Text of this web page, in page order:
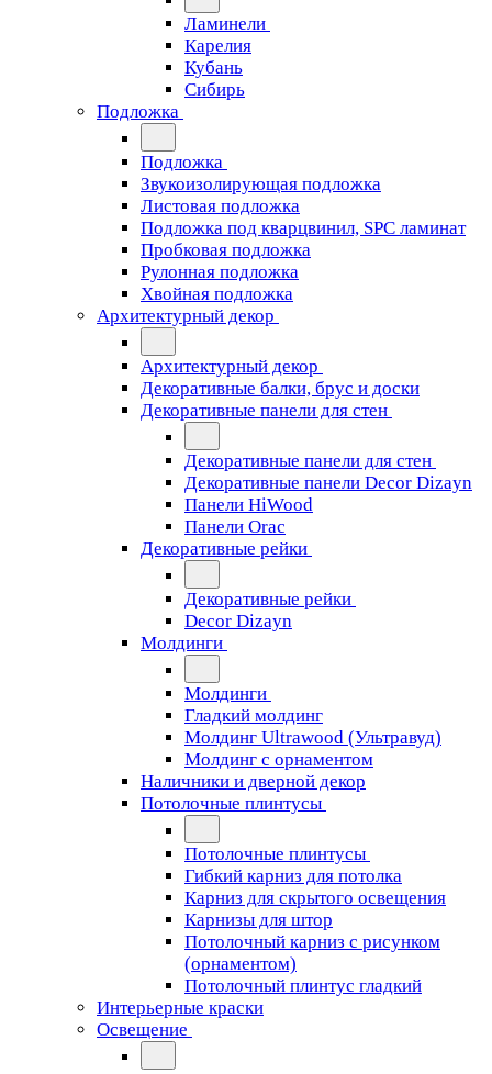
Ламинели
Карелия
Кубань
Сибирь
Подложка
Подложка
Звукоизолирующая подложка
Листовая подложка
Подложка под кварцвинил, SPC ламинат
Пробковая подложка
Рулонная подложка
Хвойная подложка
Архитектурный декор
Архитектурный декор
Декоративные балки, брус и доски
Декоративные панели для стен
Декоративные панели для стен
Декоративные панели Decor Dizayn
Панели HiWood
Панели Orac
Декоративные рейки
Декоративные рейки
Decor Dizayn
Молдинги
Молдинги
Гладкий молдинг
Молдинг Ultrawood (Ультравуд)
Молдинг с орнаментом
Наличники и дверной декор
Потолочные плинтусы
Потолочные плинтусы
Гибкий карниз для потолка
Карниз для скрытого освещения
Карнизы для штор
Потолочный карниз с рисунком
(орнаментом)
Потолочный плинтус гладкий
Интерьерные краски
Освещение